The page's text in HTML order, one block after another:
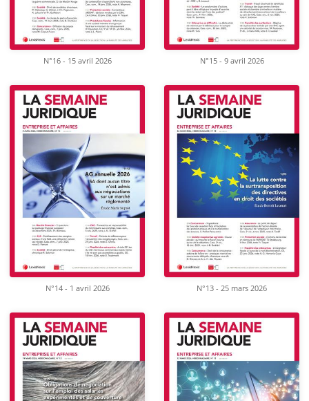
N°16 - 15 avril 2026 N°15 - 9 avril 2026
N°14 - 1 avril 2026 N°13 - 25 mars 2026